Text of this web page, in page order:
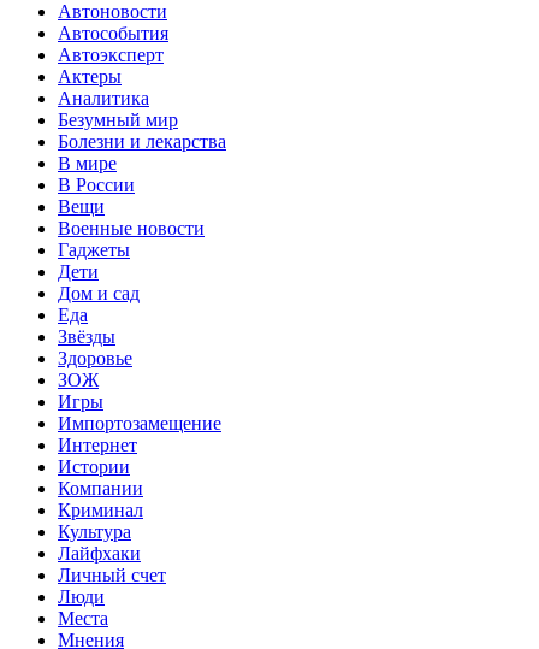
Автоновости
Автособытия
Автоэксперт
Актеры
Аналитика
Безумный мир
Болезни и лекарства
В мире
В России
Вещи
Военные новости
Гаджеты
Дети
Дом и сад
Еда
Звёзды
Здоровье
ЗОЖ
Игры
Импортозамещение
Интернет
Истории
Компании
Криминал
Культура
Лайфхаки
Личный счет
Люди
Места
Мнения